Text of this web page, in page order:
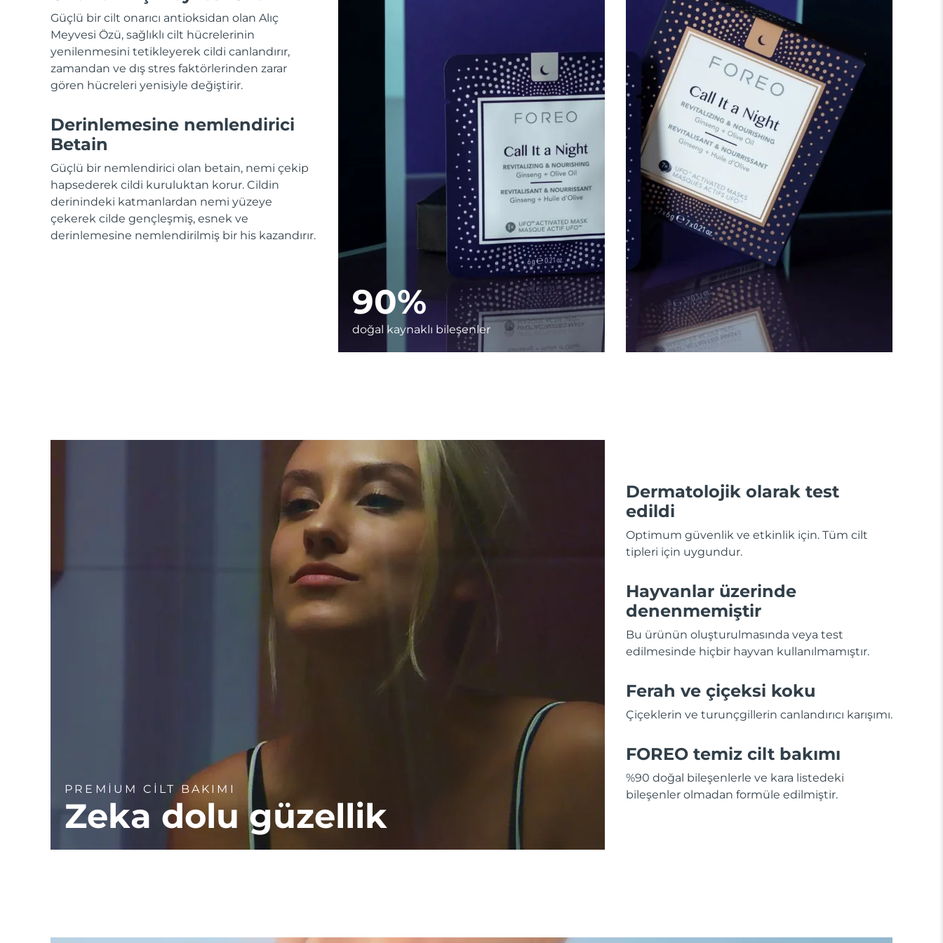
Güçlü bir cilt onarıcı antioksidan olan Alıç
Meyvesi Özü, sağlıklı cilt hücrelerinin
yenilenmesini tetikleyerek cildi canlandırır,
zamandan ve dış stres faktörlerinden zarar
gören hücreleri yenisiyle değiştirir.
Derinlemesine nemlendirici
Betain
Güçlü bir nemlendirici olan betain, nemi çekip
hapsederek cildi kuruluktan korur. Cildin
derinindeki katmanlardan nemi yüzeye
çekerek cilde gençleşmiş, esnek ve
derinlemesine nemlendirilmiş bir his kazandırır.
90%
doğal kaynaklı bileşenler
PREMİUM CİLT BAKIMI
Zeka dolu güzellik
Dermatolojik olarak test
edildi
Optimum güvenlik ve etkinlik için. Tüm cilt
tipleri için uygundur.
Hayvanlar üzerinde
denenmemiştir
Bu ürünün oluşturulmasında veya test
edilmesinde hiçbir hayvan kullanılmamıştır.
Ferah ve çiçeksi koku
Çiçeklerin ve turunçgillerin canlandırıcı karışımı.
FOREO temiz cilt bakımı
%90 doğal bileşenlerle ve kara listedeki
bileşenler olmadan formüle edilmiştir.
All acne treatment devices
All revitalizing eye massagers
KIWI™ cilt bakımı
Advanced pore care essentials
Serum
For healthy hair
issa™ Teeth Whitening Gel
18% PAP
Kozmetik ürünleri
Erkekler
Tüm Ürünler
FOREO APP
HAKKINDA